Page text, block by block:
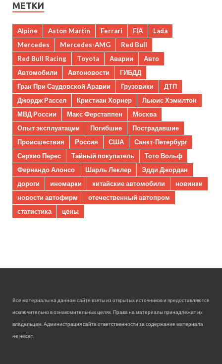
МЕТКИ
Alpine Aston Martin Ferrari FIA
Lada
Mercedes
Mercedes-AMG
Red Bull
Red Bull Racing
Toyota Аварии
Авто
Автомобили
Автоновости
ГИБДД
Гран При Саудовской Аравии
Грузовики
ДТП
Джордж Рассел
Кристиан Хорнер
Льюис Хэмилтон
МВД России
Макс Ферстаппен
Москва
Опыт эксплуатации
Погибшие
Пострадавшие
Происшествия
Россия США
Санкт-Петербург
Серхио Перес
Тайный покупатель
Тото Вольф
Фернандо Алонсо
Шарль Леклер
Эдди Джордан
дороги
иномарки китайские автомобили
новинки
новости автофирм
отечественный автопром
статистика
цены
Все материалы на данном сайте взяты из открытых источников и предоставляются
исключительно в ознакомительных целях. Права на материалы принадлежат их
владельцам. Администрация сайта ответственности за содержание материала
не несет.